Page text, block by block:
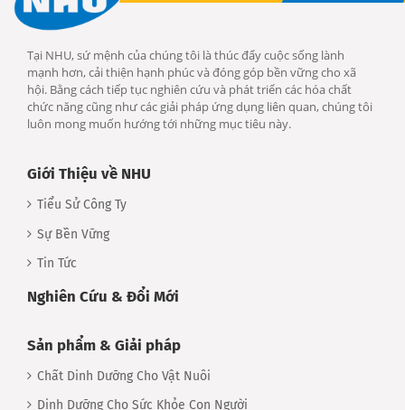
Tại NHU, sứ mệnh của chúng tôi là thúc đẩy cuộc sống lành
mạnh hơn, cải thiện hạnh phúc và đóng góp bền vững cho xã
hội. Bằng cách tiếp tục nghiên cứu và phát triển các hóa chất
chức năng cũng như các giải pháp ứng dụng liên quan, chúng tôi
luôn mong muốn hướng tới những mục tiêu này.
Giới Thiệu về NHU
Tiểu Sử Công Ty
Sự Bền Vững
Tin Tức
Nghiên Cứu & Đổi Mới
Sản phẩm & Giải pháp
Chất Dinh Dưỡng Cho Vật Nuôi
Dinh Dưỡng Cho Sức Khỏe Con Người